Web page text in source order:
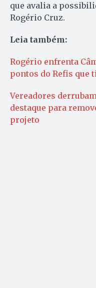
que avalia a
Rogério Cruz.
Leia também:
Rogério enfrenta
pontos do Refis que
Vereadores
destaque para
projeto